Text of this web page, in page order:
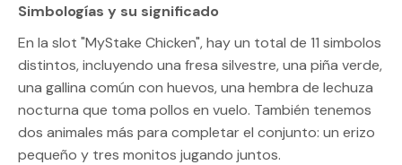
Simbologías y su significado
En la slot "MyStake Chicken", hay un total de 11 simbolos
distintos, incluyendo una fresa silvestre, una piña verde,
una gallina común con huevos, una hembra de lechuza
nocturna que toma pollos en vuelo. También tenemos
dos animales más para completar el conjunto: un erizo
pequeño y tres monitos jugando juntos.